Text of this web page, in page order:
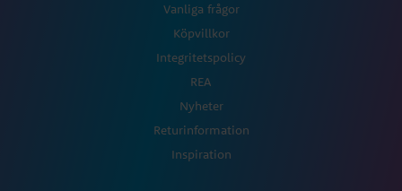
Vanliga frågor
Köpvillkor
Integritetspolicy
REA
Nyheter
Returinformation
Inspiration